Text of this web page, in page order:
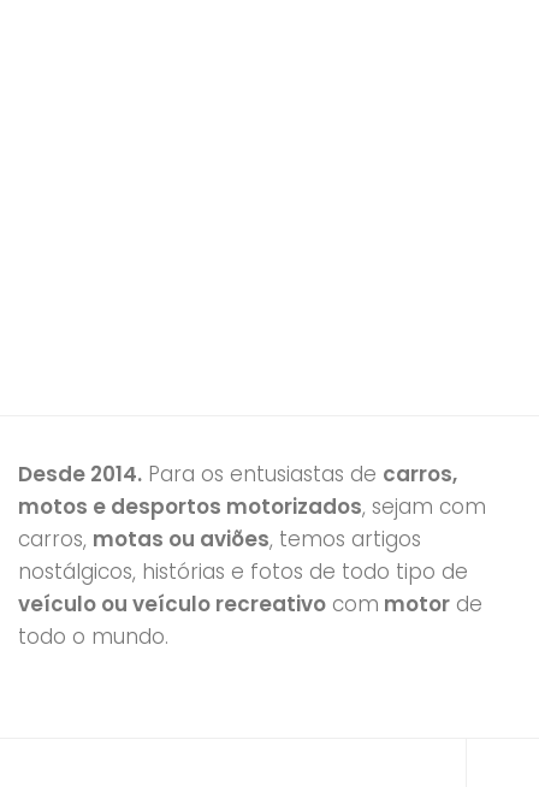
Desde 2014. Para os entusiastas de carros,
motos e desportos motorizados, sejam com
carros, motas ou aviões, temos artigos
nostálgicos, histórias e fotos de todo tipo de
veículo ou veículo recreativo com motor de
todo o mundo.